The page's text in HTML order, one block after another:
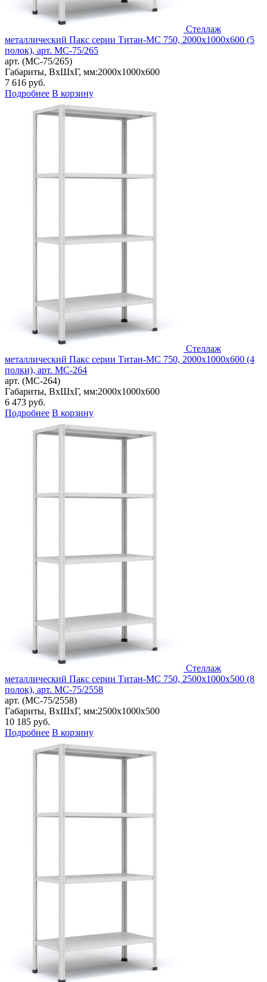
Стеллаж
металлический Пакс серии Титан-МС 750, 2000x1000x600 (5
полок), арт. МС-75/265
арт. (МС-75/265)
Габариты, ВxШxГ, мм:2000x1000x600
7 616 руб.
Подробнее В корзину
Стеллаж
металлический Пакс серии Титан-МС 750, 2000x1000x600 (4
полки), арт. МС-264
арт. (МС-264)
Габариты, ВxШxГ, мм:2000x1000x600
6 473 руб.
Подробнее В корзину
Стеллаж
металлический Пакс серии Титан-МС 750, 2500x1000x500 (8
полок), арт. МС-75/2558
арт. (МС-75/2558)
Габариты, ВxШxГ, мм:2500x1000x500
10 185 руб.
Подробнее В корзину